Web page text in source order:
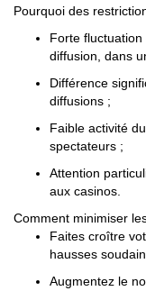
Pourquoi des
Forte
diffusion, dans
Différence
diffusions ;
Faible activité
spectateurs ;
Attention
aux casinos.
Comment minimiser
Faites croître
hausses
Augmentez le